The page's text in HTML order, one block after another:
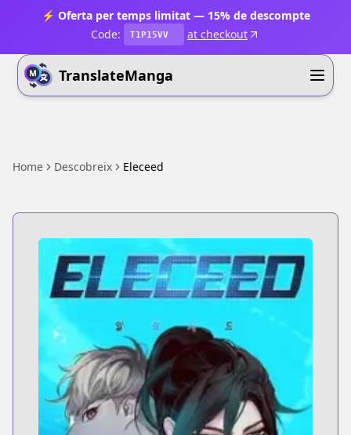
⚡ Oferta per temps limitat — 15% de descompte
Code:
T1P15VV at checkout
TranslateManga
Home Descobreix Eleceed